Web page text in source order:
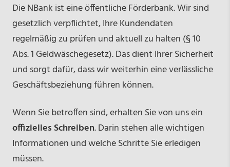
Die NBank ist eine öffentliche Förderbank. Wir sind
gesetzlich verpflichtet, Ihre Kundendaten
regelmäßig zu prüfen und aktuell zu halten (§ 10
Abs. 1 Geldwäschegesetz). Das dient Ihrer Sicherheit
und sorgt dafür, dass wir weiterhin eine verlässliche
Geschäftsbeziehung führen können.
Wenn Sie betroffen sind, erhalten Sie von uns ein
offizielles Schreiben. Darin stehen alle wichtigen
Informationen und welche Schritte Sie erledigen
müssen.